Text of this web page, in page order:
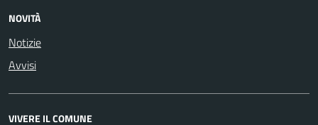
NOVITÀ
Notizie
Avvisi
VIVERE IL COMUNE